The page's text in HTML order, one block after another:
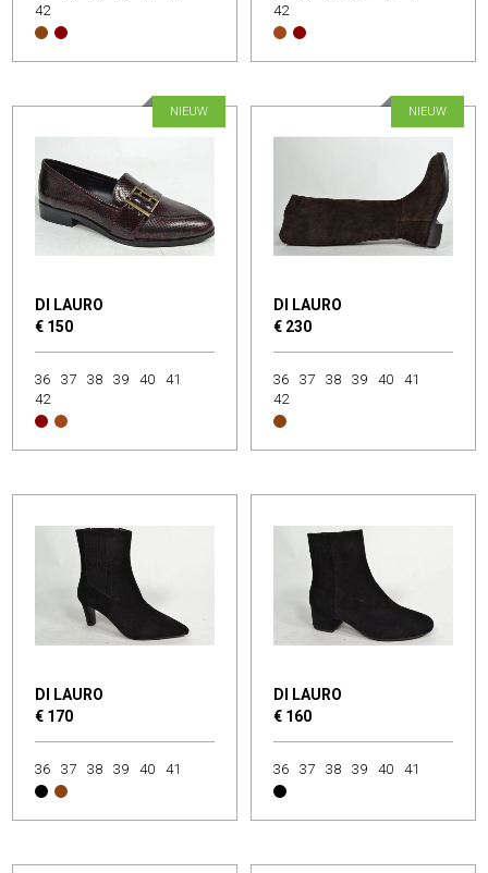
42
42
DI LAURO
€ 150
NIEUW
36 37 38 39 40
41
42
DI LAURO
€ 230
NIEUW
36 37 38 39 40
41
42
DI LAURO
€ 170
36 37 38 39 40 41
DI LAURO
€ 160
36 37 38 39 40 41